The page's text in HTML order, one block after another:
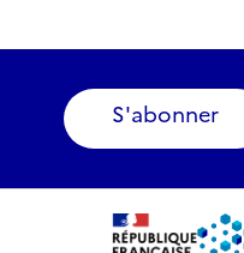
S'abonner